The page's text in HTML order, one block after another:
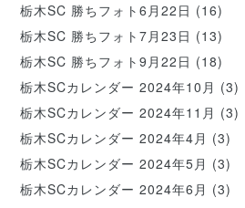
栃木SC 勝ちフォト6月22日 (16)
栃木SC 勝ちフォト7月23日 (13)
栃木SC 勝ちフォト9月22日 (18)
栃木SCカレンダー 2024年10月 (3)
栃木SCカレンダー 2024年11月 (3)
栃木SCカレンダー 2024年4月 (3)
栃木SCカレンダー 2024年5月 (3)
栃木SCカレンダー 2024年6月 (3)